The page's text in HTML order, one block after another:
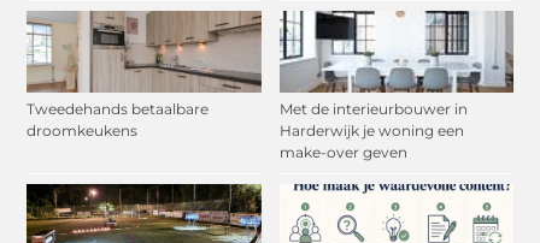
Tweedehands betaalbare
droomkeukens
Met de interieurbouwer in
Harderwijk je woning een
make-over geven